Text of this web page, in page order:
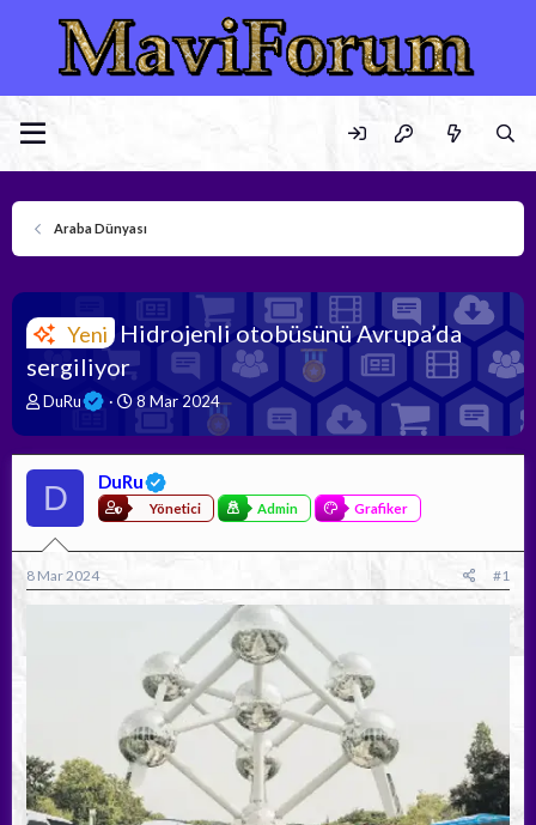
Araba Dünyası
Yeni Hidrojenli otobüsünü Avrupa’da
sergiliyor
K
n
u
y
u
b
a
ş
DuRu
B
a
ş
a
g
ı
t
h
8 Mar 2024
D DuRu
Yönetici Admin Grafiker
8 Mar 2024 #1